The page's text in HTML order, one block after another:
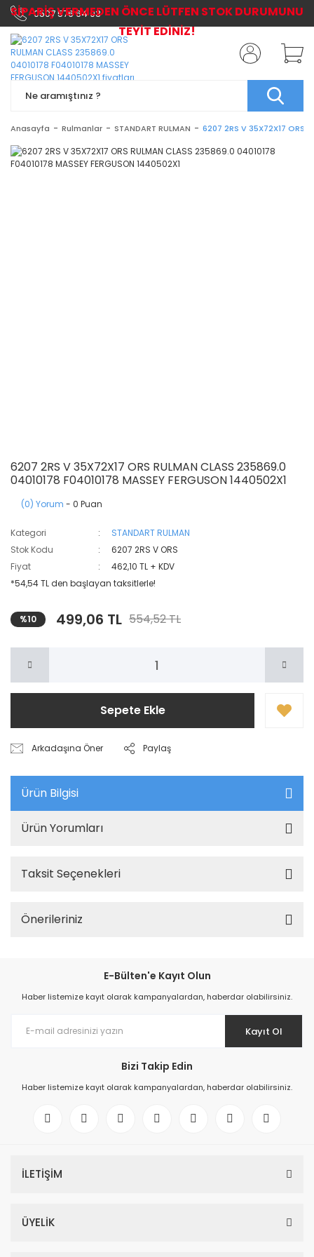
0507 576 64 03
Anasayfa Rulmanlar STANDART RULMAN 6207 2RS V 35X72X17 ORS
6207 2RS V 35X72X17 ORS RULMAN CLASS 235869.0
04010178 F04010178 MASSEY FERGUSON 1440502X1
(0) Yorum - 0 Puan
Kategori
STANDART RULMAN
Stok Kodu
6207 2RS V ORS
Fiyat
462,10 TL + KDV
*54,54 TL den başlayan taksitlerle!
%10 499,06 TL 554,52 TL
Sepete Ekle
Arkadaşına Öner Paylaş
Ürün Bilgisi
Ürün Yorumları
Taksit Seçenekleri
Önerileriniz
E-Bülten'e Kayıt Olun
Haber listemize kayıt olarak kampanyalardan, haberdar olabilirsiniz.
Kayıt Ol
Bizi Takip Edin
Haber listemize kayıt olarak kampanyalardan, haberdar olabilirsiniz.
İLETİŞİM
ÜYELİK
SİPARİŞ VERMEDEN ÖNCE LÜTFEN STOK DURUMUNU
TEYİT EDİNİZ!